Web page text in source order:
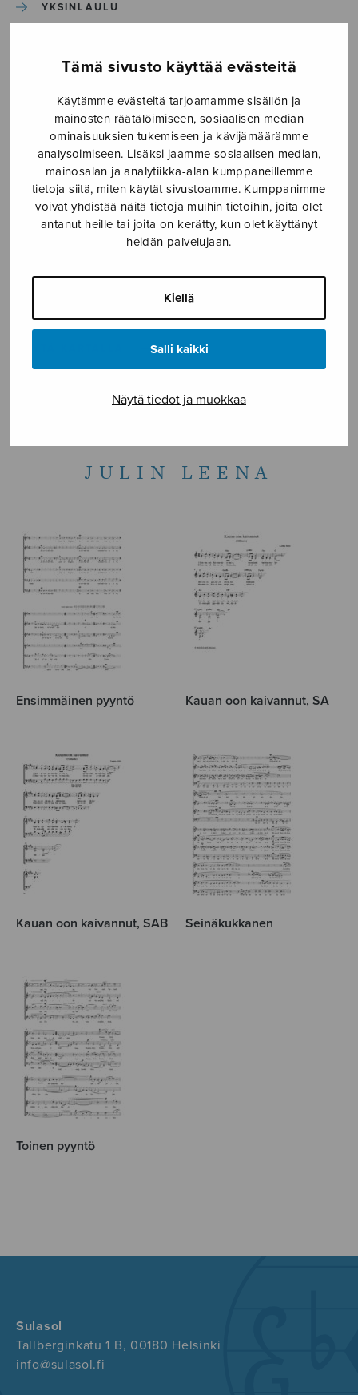
Tämä sivusto käyttää evästeitä
Käytämme evästeitä tarjoamamme sisällön ja
mainosten räätälöimiseen, sosiaalisen median
ominaisuuksien tukemiseen ja kävijämäärämme
analysoimiseen. Lisäksi jaamme sosiaalisen median,
mainosalan ja analytiikka-alan kumppaneillemme
tietoja siitä, miten käytät sivustoamme. Kumppanimme
voivat yhdistää näitä tietoja muihin tietoihin, joita olet
antanut heille tai joita on kerätty, kun olet käyttänyt
heidän palvelujaan.
Kiellä
Salli kaikki
Näytä tiedot ja muokkaa
YKSINLAULU
Sulasol nuottikauppa
Myymälä avoinna
ma–pe klo 10–16 tai sopimuksen mukaan
Tallberginkatu 1 B, 1,5 krs.
00180 Helsinki
puh. 050 305 6502
JULIN LEENA
Ensimmäinen pyyntö Kauan oon kaivannut, SA
Kauan oon kaivannut, SAB Seinäkukkanen
Toinen pyyntö
Sulasol
Tallberginkatu 1 B, 00180 Helsinki
info@sulasol.fi